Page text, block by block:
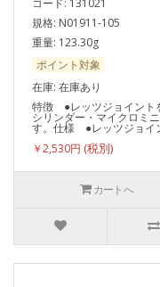
規格: N01911-105
重量: 123.30g
ポイント対象
在庫: 在庫あり
特徴 ●レッツジョイン
シリンダー・マイクロ
す。仕様 ●レッツジョ
￥2,530円
カートへ